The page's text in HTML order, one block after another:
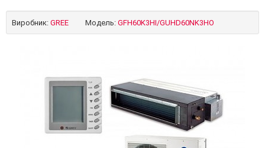
Виробник: GREE Модель: GFH60K3HI/GUHD60NK3HO